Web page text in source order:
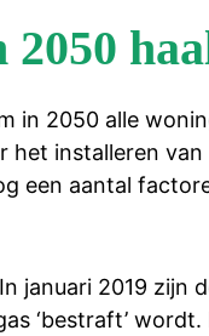
in 2050 alle
installeren
een aantal
januari 2019 zijn
‘bestraft’ wordt.